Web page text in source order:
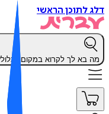
לתוכן הראשי
בא לך לקרוא במקום לגלול?K